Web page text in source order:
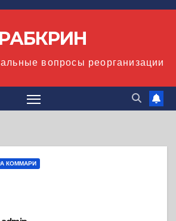
РАБКРИН
вопросы реорганизации
КОММАРИ